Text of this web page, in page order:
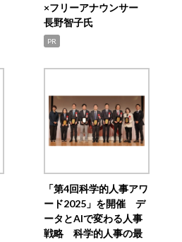
×フリーアナウンサー
長野智子氏
PR
「第4回科学的人事アワ
ード2025」を開催 デ
ータとAIで変わる人事
戦略 科学的人事の最